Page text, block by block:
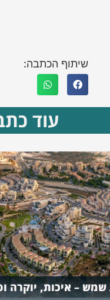
שיתוף הכתבה:
עוד
– איכות, יוקרה